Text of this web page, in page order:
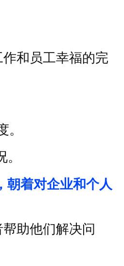
和员工幸福的完
。
朝着对企业和个人
助他们解决问